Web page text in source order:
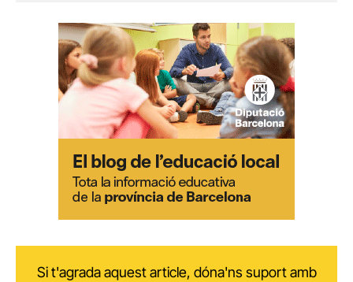
Si t'agrada aquest article, dóna'ns suport amb